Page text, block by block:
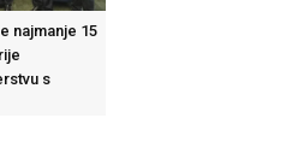
najmanje 15
s